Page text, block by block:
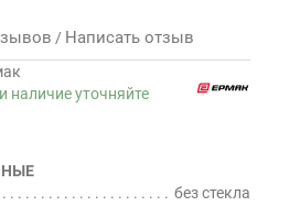
/ Написать отзыв
наличие уточняйте
без стекла